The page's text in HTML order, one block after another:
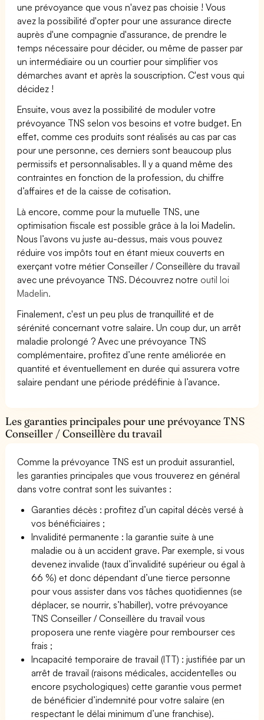
une prévoyance que vous n'avez pas choisie ! Vous
avez la possibilité d'opter pour une assurance directe
auprès d'une compagnie d'assurance, de prendre le
temps nécessaire pour décider, ou même de passer par
un intermédiaire ou un courtier pour simplifier vos
démarches avant et après la souscription. C'est vous qui
décidez !
Ensuite, vous avez la possibilité de moduler votre
prévoyance TNS selon vos besoins et votre budget. En
effet, comme ces produits sont réalisés au cas par cas
pour une personne, ces derniers sont beaucoup plus
permissifs et personnalisables. Il y a quand même des
contraintes en fonction de la profession, du chiffre
d’affaires et de la caisse de cotisation.
Là encore, comme pour la mutuelle TNS, une
optimisation fiscale est possible grâce à la loi Madelin.
Nous l’avons vu juste au-dessus, mais vous pouvez
réduire vos impôts tout en étant mieux couverts en
exerçant votre métier Conseiller / Conseillère du travail
avec une prévoyance TNS. Découvrez notre outil loi
Madelin.
Finalement, c'est un peu plus de tranquillité et de
sérénité concernant votre salaire. Un coup dur, un arrêt
maladie prolongé ? Avec une prévoyance TNS
complémentaire, profitez d’une rente améliorée en
quantité et éventuellement en durée qui assurera votre
salaire pendant une période prédéfinie à l’avance.
Les garanties principales pour une prévoyance TNS
Conseiller / Conseillère du travail
Comme la prévoyance TNS est un produit assurantiel,
les garanties principales que vous trouverez en général
dans votre contrat sont les suivantes :
Garanties décès : profitez d’un capital décès versé à
vos bénéficiaires ;
Invalidité permanente : la garantie suite à une
maladie ou à un accident grave. Par exemple, si vous
devenez invalide (taux d’invalidité supérieur ou égal à
66 %) et donc dépendant d’une tierce personne
pour vous assister dans vos tâches quotidiennes (se
déplacer, se nourrir, s’habiller), votre prévoyance
TNS Conseiller / Conseillère du travail vous
proposera une rente viagère pour rembourser ces
frais ;
Incapacité temporaire de travail (ITT) : justifiée par un
arrêt de travail (raisons médicales, accidentelles ou
encore psychologiques) cette garantie vous permet
de bénéficier d’indemnité pour votre salaire (en
respectant le délai minimum d’une franchise).